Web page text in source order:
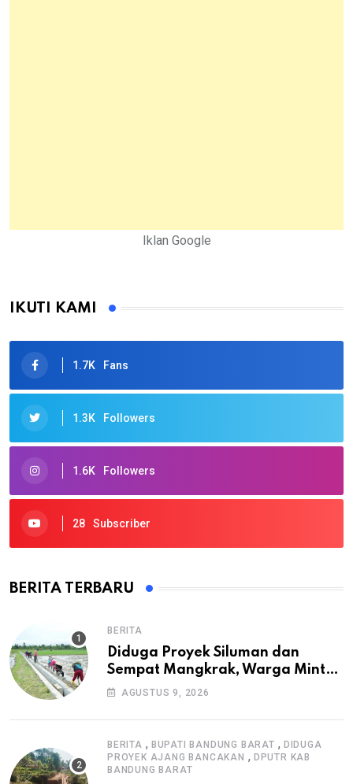
Iklan Google
IKUTI KAMI
1.7K Fans
1.3K Followers
1.6K Followers
28 Subscriber
BERITA TERBARU
BERITA
Diduga Proyek Siluman dan
Sempat Mangkrak, Warga Minta
APH Usut Tuntas Pembangunan
AGUSTUS 9, 2026
BERITA , BUPATI BANDUNG BARAT , DIDUGA
PROYEK AJANG BANCAKAN , DPUTR KAB
BANDUNG BARAT